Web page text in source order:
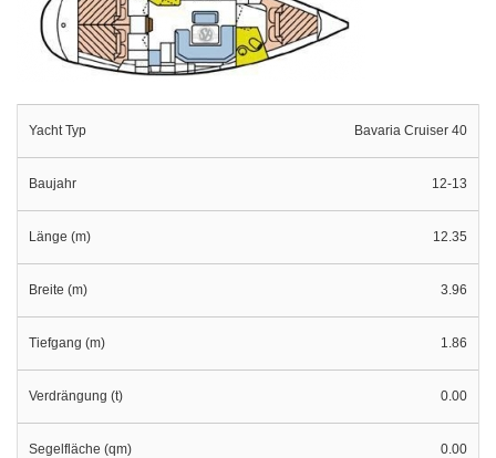
Yacht Typ Bavaria Cruiser 40
Baujahr 12-13
Länge (m) 12.35
Breite (m) 3.96
Tiefgang (m) 1.86
Verdrängung (t) 0.00
Segelfläche (qm) 0.00